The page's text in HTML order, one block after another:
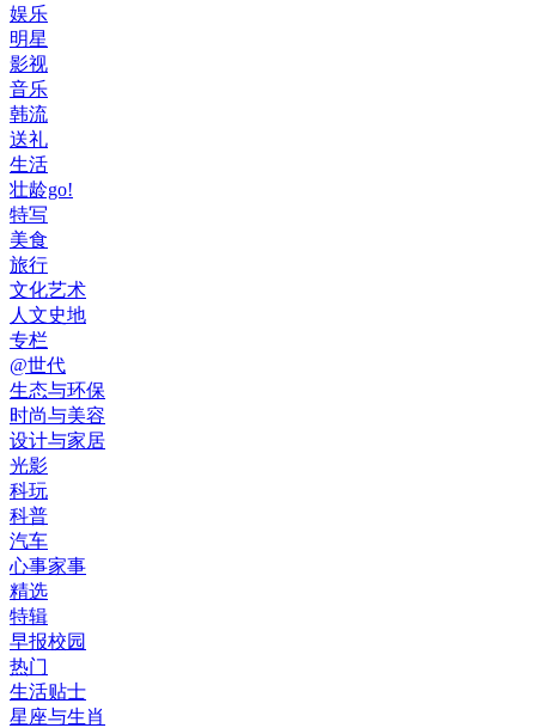
娱乐
明星
影视
音乐
韩流
送礼
生活
壮龄go!
特写
美食
旅行
文化艺术
人文史地
专栏
@世代
生态与环保
时尚与美容
设计与家居
光影
科玩
科普
汽车
心事家事
精选
特辑
早报校园
热门
生活贴士
星座与生肖